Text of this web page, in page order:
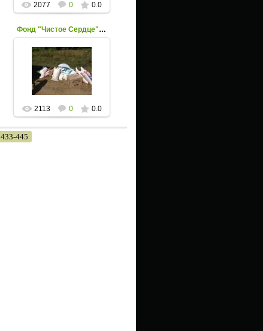
2077 0 0.0
Фонд "Чистое Сердце" - 23
09 Июля 2013
Xpax
2113 0 0.0
433-445